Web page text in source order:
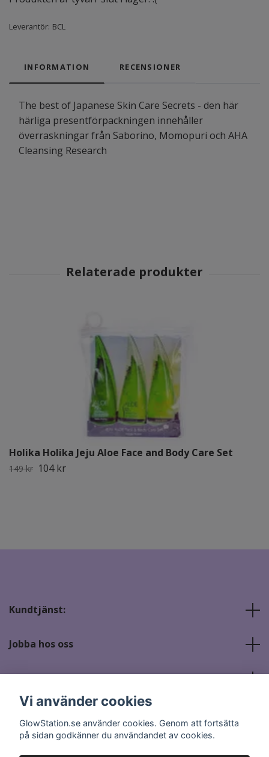
Leverantör: BCL
INFORMATION RECENSIONER
The best of Japanese Skin Care Secrets - den här
härliga presentförpackningen innehåller
överraskningar från Saborino, Momopuri och AHA
Cleansing Research
Holika Holika Jeju Aloe Face and Body Care Set
149 kr 104 kr
Kundtjänst:
Jobba hos oss
Sociala medier
Vi använder cookies
GlowStation.se använder cookies. Genom att fortsätta
på sidan godkänner du användandet av cookies.